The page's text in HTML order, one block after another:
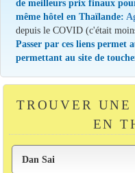
de meilleurs prix finaux
même hôtel en Thaïlande:
depuis le COVID (c'était
Passer par ces liens permet
permettant au site de
TROUVER
EN